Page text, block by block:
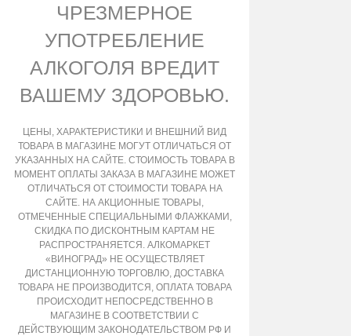
ЧРЕЗМЕРНОЕ
УПОТРЕБЛЕНИЕ
АЛКОГОЛЯ ВРЕДИТ
ВАШЕМУ ЗДОРОВЬЮ.
ЦЕНЫ, ХАРАКТЕРИСТИКИ И ВНЕШНИЙ ВИД
ТОВАРА В МАГАЗИНЕ МОГУТ ОТЛИЧАТЬСЯ ОТ
УКАЗАННЫХ НА САЙТЕ. СТОИМОСТЬ ТОВАРА В
МОМЕНТ ОПЛАТЫ ЗАКАЗА В МАГАЗИНЕ МОЖЕТ
ОТЛИЧАТЬСЯ ОТ СТОИМОСТИ ТОВАРА НА
САЙТЕ. НА АКЦИОННЫЕ ТОВАРЫ,
ОТМЕЧЕННЫЕ СПЕЦИАЛЬНЫМИ ФЛАЖКАМИ,
СКИДКА ПО ДИСКОНТНЫМ КАРТАМ НЕ
РАСПРОСТРАНЯЕТСЯ. АЛКОМАРКЕТ
«ВИНОГРАД» НЕ ОСУЩЕСТВЛЯЕТ
ДИСТАНЦИОННУЮ ТОРГОВЛЮ, ДОСТАВКА
ТОВАРА НЕ ПРОИЗВОДИТСЯ, ОПЛАТА ТОВАРА
ПРОИСХОДИТ НЕПОСРЕДСТВЕННО В
МАГАЗИНЕ В СООТВЕТСТВИИ С
ДЕЙСТВУЮЩИМ ЗАКОНОДАТЕЛЬСТВОМ РФ И